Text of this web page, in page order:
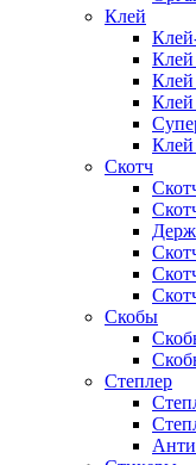
Клей
Клей
Скотч
Скобы
Степлер